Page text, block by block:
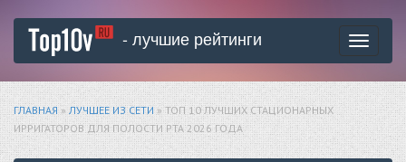
Toggle
- лучшие рейтинги
ГЛАВНАЯ »ЛУЧШЕЕ ИЗ СЕТИ » ТОП 10 ЛУЧШИХ СТАЦИОНАРНЫХ
ИРРИГАТОРОВ ДЛЯ ПОЛОСТИ РТА 2026 ГОДА